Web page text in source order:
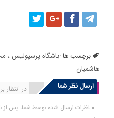
برچسب ها :باشگاه پرسپولیس ،
هاشمیان
ارسال نظر شما
در انتظار انتشار یافته : 0
نظرات ارسال شده توسط شما، پس از